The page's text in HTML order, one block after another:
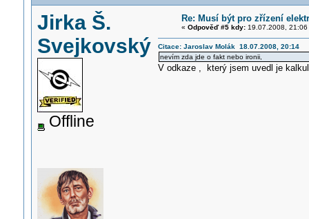
Jirka Š.
Svejkovský
Offline
Re: Musí být pro zřízení
« Odpověď #5 kdy:19.07.2008, 21:06
Citace: Jaroslav Molák 18.07.2008, 20:14
nevím zda jde o fakt nebo ironii,
V odkaze , který jsem uvedl je